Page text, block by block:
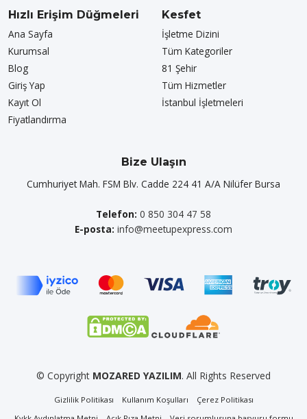
Hızlı Erişim Düğmeleri
Ana Sayfa
Kurumsal
Blog
Giriş Yap
Kayıt Ol
Fiyatlandırma
Kesfet
İşletme Dizini
Tüm Kategoriler
81 Şehir
Tüm Hizmetler
İstanbul İşletmeleri
Bize Ulaşın
Cumhuriyet Mah. FSM Blv. Cadde 224 41 A/A Nilüfer Bursa
Telefon: 0 850 304 47 58
E-posta: info@meetupexpress.com
© Copyright MOZARED YAZILIM. All Rights Reserved
Gizlilik Politikası Kullanım Koşulları
Çerez Politikası